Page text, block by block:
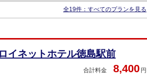
全19件： すべてのプランを見る
イネットホテル徳島駅前
合計料金 8,400 円